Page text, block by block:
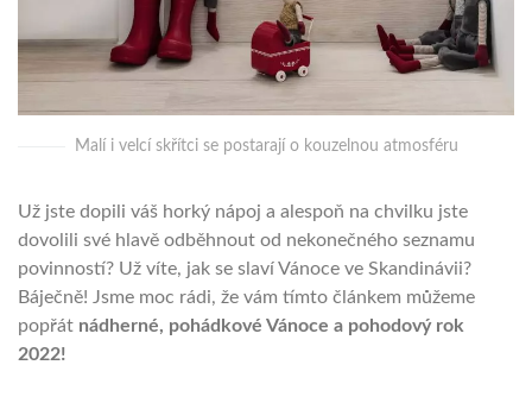
Malí i velcí skřítci se postarají o kouzelnou atmosféru
Už jste dopili váš horký nápoj a alespoň na chvilku jste
dovolili své hlavě odběhnout od nekonečného seznamu
povinností? Už víte, jak se slaví Vánoce ve Skandinávii?
Báječně! Jsme moc rádi, že vám tímto článkem můžeme
popřát nádherné, pohádkové Vánoce a pohodový rok
2022!